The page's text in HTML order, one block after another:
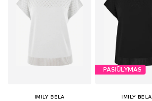
IMILY BELA
PASIŪLYMAS
IMILY BELA